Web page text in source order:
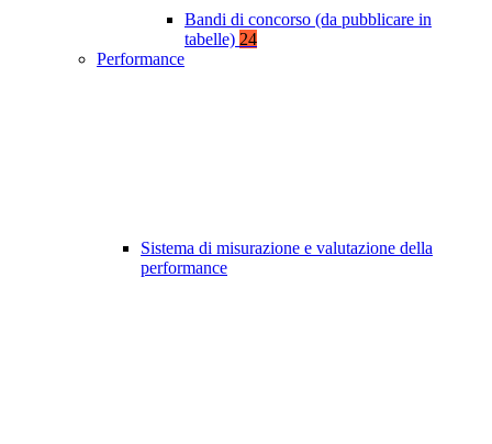
Bandi di concorso (da pubblicare in
tabelle) 24
Performance
Sistema di misurazione e valutazione della
performance